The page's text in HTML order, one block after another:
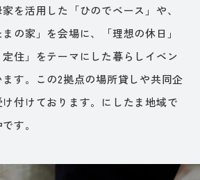
を活用した「ひのでベース」や、
の家」を会場に、「理想の休日」
住」をテーマにした暮らしイベン
ます。この2拠点の場所貸しや共同企
付けております。にしたま地域で
す。